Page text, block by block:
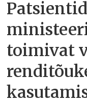
toimivat